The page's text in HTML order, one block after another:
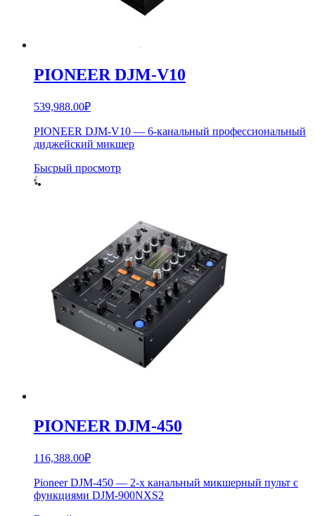
PIONEER DJM-V10
539,988.00₽
PIONEER DJM-V10 — 6-канальный профессиональный
диджейский микшер
Бысрый просмотр
PIONEER DJM-450
116,388.00₽
Pioneer DJM-450 — 2-х канальный микшерный пульт с
функциями DJM-900NXS2